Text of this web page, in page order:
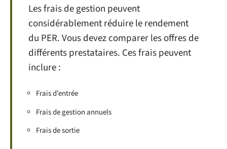
Les frais de gestion peuvent
considérablement réduire le rendement
du PER. Vous devez comparer les offres de
différents prestataires. Ces frais peuvent
inclure :
Frais d’entrée
Frais de gestion annuels
Frais de sortie